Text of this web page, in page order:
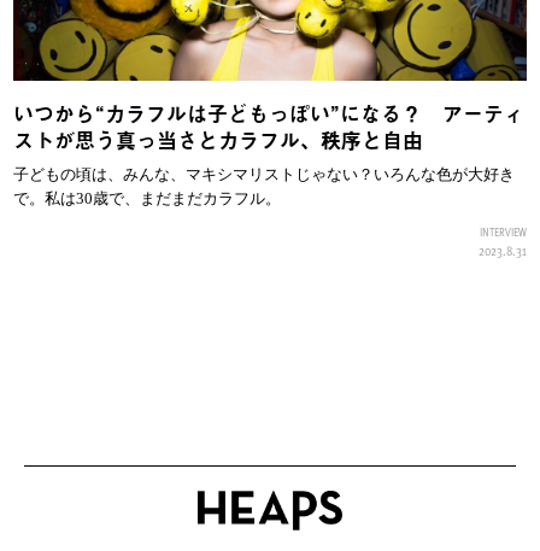
いつから“カラフルは子どもっぽい”になる？ アーティ
ストが思う真っ当さとカラフル、秩序と自由
子どもの頃は、みんな、マキシマリストじゃない？いろんな色が大好き
で。私は30歳で、まだまだカラフル。
INTERVIEW
2023.8.31